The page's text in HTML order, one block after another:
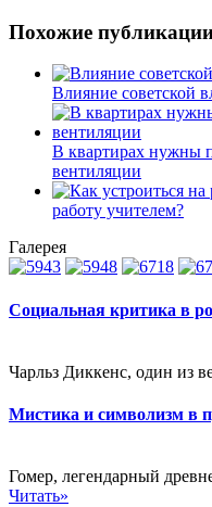
Похожие
Влияние советской
В квартирах нужны
вентиляции
работу учителем?
Галерея
Социальная критика в
Чарльз Диккенс, один из
Мистика и символизм в
Гомер, легендарный
Читать»